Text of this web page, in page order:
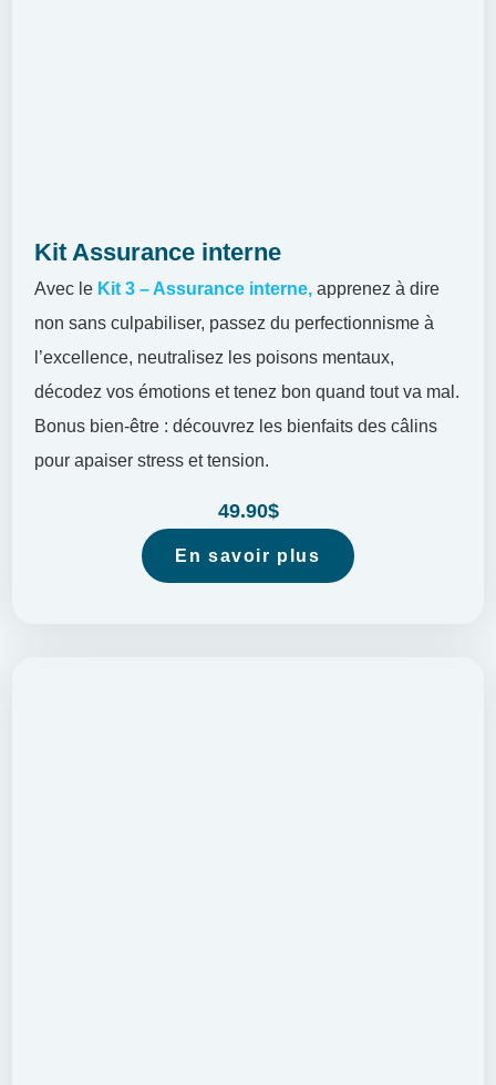
Kit Assurance interne
Avec le Kit 3 – Assurance interne,apprenez à dire
non sans culpabiliser, passez du perfectionnisme à
l’excellence, neutralisez les poisons mentaux,
décodez vos émotions et tenez bon quand tout va mal.
Bonus bien-être : découvrez les bienfaits des câlins
pour apaiser stress et tension.
En savoir plus
49.90$